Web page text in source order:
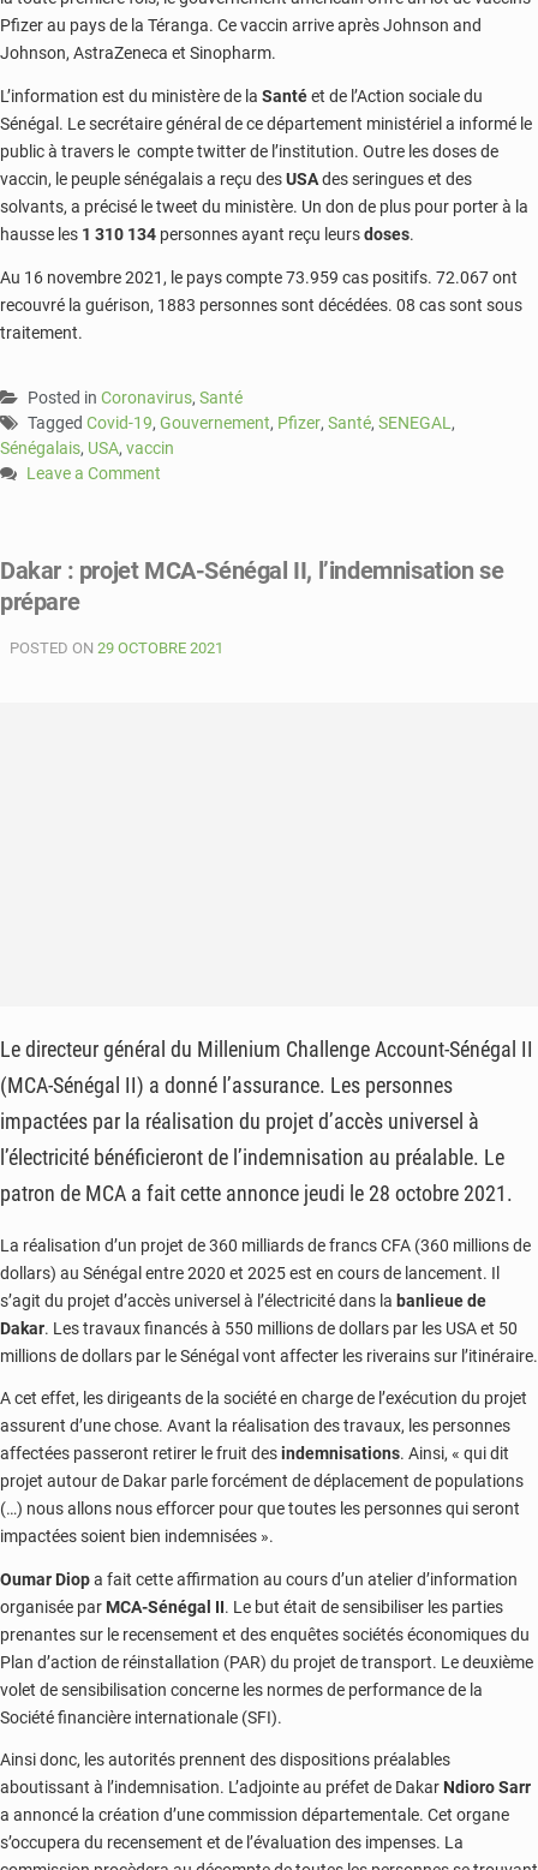
Pfizer au pays de la Téranga. Ce vaccin arrive après Johnson and
Johnson, AstraZeneca et Sinopharm.
L’information est du ministère de la Santéet de l’Action sociale du
Sénégal. Le secrétaire général de ce département ministériel a informé le
public à travers le compte twitter de l’institution. Outre les doses de
vaccin, le peuple sénégalais a reçu desUSAdes seringues et des
solvants, a précisé le tweet du ministère. Un don de plus pour porter à la
hausse les 1 310 134 personnes ayant reçu leursdoses.
Au 16 novembre 2021, le pays compte 73.959 cas positifs. 72.067 ont
recouvré la guérison, 1883 personnes sont décédées. 08 cas sont sous
traitement.
Posted in Coronavirus, Santé
Tagged Covid-19, Gouvernement, Pfizer, Santé, SENEGAL ,
Sénégalais, USA, vaccin
Leave a Comment
reçoit
ses
doses
Dakar : projet MCA-Sénégal II, l’indemnisation se
prépare
POSTED ON 29 OCTOBRE 2021
Le directeur général du Millenium Challenge Account-Sénégal II
(MCA-Sénégal II) a donné l’assurance. Les personnes
impactées par la réalisation du projet d’accès universel à
l’électricité bénéficieront de l’indemnisation au préalable. Le
patron de MCA a fait cette annonce jeudi le 28 octobre 2021.
La réalisation d’un projet de 360 milliards de francs CFA (360 millions de
dollars) au Sénégal entre 2020 et 2025 est en cours de lancement. Il
s’agit du projet d’accès universel à l’électricité dans la banlieue de
Dakar. Les travaux financés à 550 millions de dollars par les USA et 50
millions de dollars par le Sénégal vont affecter les riverains sur l’itinéraire.
A cet effet, les dirigeants de la société en charge de l’exécution du projet
assurent d’une chose. Avant la réalisation des travaux, les personnes
affectées passeront retirer le fruit desindemnisations. Ainsi, « qui dit
projet autour de Dakar parle forcément de déplacement de populations
(…) nous allons nous efforcer pour que toutes les personnes qui seront
impactées soient bien indemnisées ».
Oumar Diopa fait cette affirmation au cours d’un atelier d’information
organisée par MCA-Sénégal II. Le but était de sensibiliser les parties
prenantes sur le recensement et des enquêtes sociétés économiques du
Plan d’action de réinstallation (PAR) du projet de transport. Le deuxième
volet de sensibilisation concerne les normes de performance de la
Société financière internationale (SFI).
Ainsi donc, les autorités prennent des dispositions préalables
aboutissant à l’indemnisation. L’adjointe au préfet de Dakar Ndioro Sarr
a annoncé la création d’une commission départementale. Cet organe
s’occupera du recensement et de l’évaluation des impenses. La